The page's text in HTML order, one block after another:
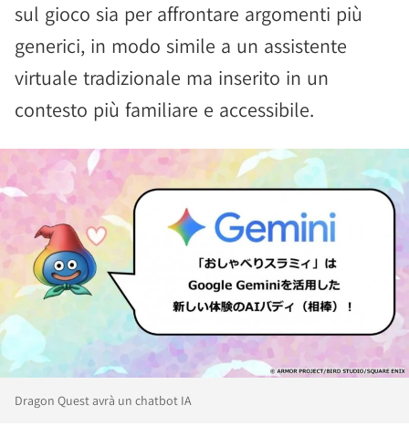
sul gioco sia per affrontare argomenti più
generici, in modo simile a un assistente
virtuale tradizionale ma inserito in un
contesto più familiare e accessibile.
Dragon Quest avrà un chatbot IA